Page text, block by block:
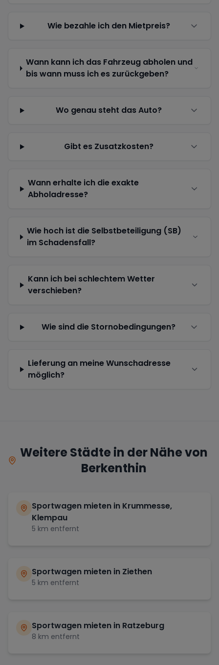
Wie bezahle ich den Mietpreis?
Wann kann ich das Fahrzeug abholen und
bis wann muss ich es zurückgeben?
Wo genau steht das Auto?
Gibt es Zusatzkosten?
Wann erhalte ich die exakte
Abholadresse?
Wie hoch ist die Selbstbeteiligung (SB)
im Schadensfall?
Kann ich bei schlechtem Wetter
verschieben?
Wie sind die Stornobedingungen?
Lieferung an meine Wunschadresse
möglich?
Weitere Städte in der Nähe von
Berkenthin
Sportwagen mieten in Krummesse,
Klempau
5 km entfernt
Sportwagen mieten in Ziethen
5 km entfernt
Sportwagen mieten in Ratzeburg
8 km entfernt